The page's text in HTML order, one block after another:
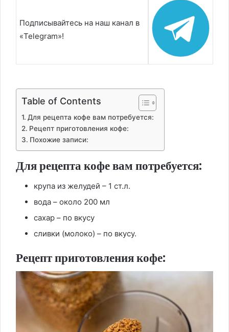
Подписывайтесь на наш канал в
«Telegram»!
Table of Contents
Для рецепта кофе вам потребуется:
Рецепт приготовления кофе:
Похожие записи:
Для рецепта кофе вам потребуется:
крупа из желудей – 1 ст.л.
вода – около 200 мл
сахар – по вкусу
сливки (молоко) – по вкусу.
Рецепт приготовления кофе: